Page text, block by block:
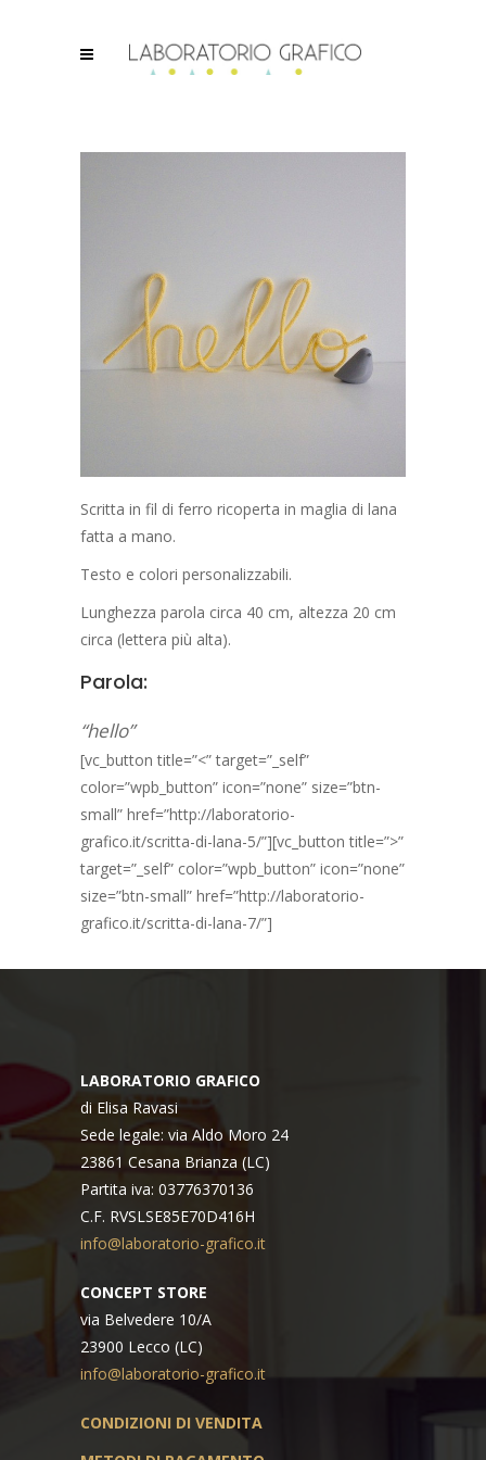
Scritta in fil di ferro ricoperta in maglia di lana
fatta a mano.
Testo e colori personalizzabili.
Lunghezza parola circa 40 cm, altezza 20 cm
circa (lettera più alta).
Parola:
“hello”
[vc_button title=”<” target=”_self”
color=”wpb_button” icon=”none” size=”btn-
small” href=”http://laboratorio-
grafico.it/scritta-di-lana-5/”][vc_button title=”>”
target=”_self” color=”wpb_button” icon=”none”
size=”btn-small” href=”http://laboratorio-
grafico.it/scritta-di-lana-7/”]
LABORATORIO GRAFICO
di Elisa Ravasi
Sede legale: via Aldo Moro 24
23861 Cesana Brianza (LC)
Partita iva: 03776370136
C.F. RVSLSE85E70D416H
info@laboratorio-grafico.it
CONCEPT STORE
via Belvedere 10/A
23900 Lecco (LC)
info@laboratorio-grafico.it
CONDIZIONI DI VENDITA